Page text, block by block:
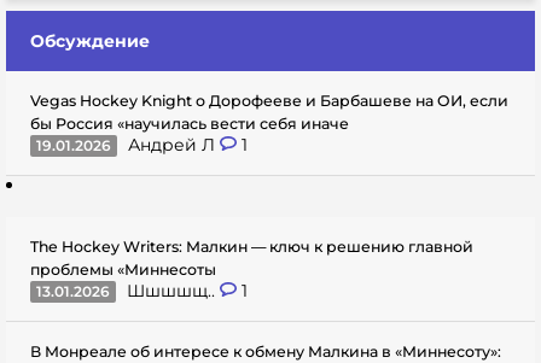
Обсуждение
Vegas Hockey Knight о Дорофееве и Барбашеве на ОИ, если
бы Россия «научилась вести себя иначе
19.01.2026
Андрей Л 1
The Hockey Writers: Малкин — ключ к решению главной
проблемы «Миннесоты
13.01.2026
Шшшшщ.. 1
В Монреале об интересе к обмену Малкина в «Миннесоту»: